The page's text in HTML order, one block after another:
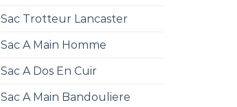
Sac Trotteur Lancaster
Sac A Main Homme
Sac A Dos En Cuir
Sac A Main Bandouliere